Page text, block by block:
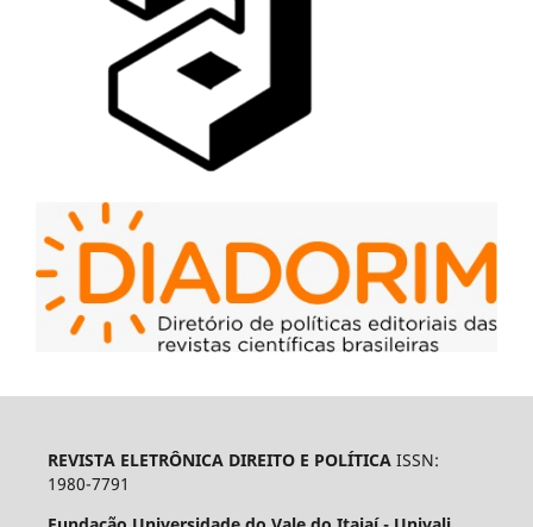
REVISTA ELETRÔNICA DIREITO E POLÍTICAISSN:
1980-7791